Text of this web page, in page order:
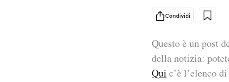
Altrecose
Mondiali calcio 2026
Condividi
Questo è un post
della notizia:
Qui c’è l’elenco